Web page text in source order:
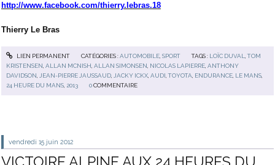
http://www.facebook.com/thierry.lebras.18
Thierry Le Bras
LIEN PERMANENT CATÉGORIES :AUTOMOBILE, SPORT TAGS : LOÏC DUVAL ,TOM
KRISTENSEN ,ALLAN MCNISH ,ALLAN SIMONSEN NICOLAS LAPIERRE ,ANTHONY
DAVIDSON
JEAN-PIERRE JAUSSAUD JACKY ICKX ,AUDI ,TOYOTA ENDURANCE LE MANS
24 HEURE DU MANS 2013 0 COMMENTAIRE
vendredi 15 juin 2012
VICTOIRE ALPINE AUX 24 HEURES DU